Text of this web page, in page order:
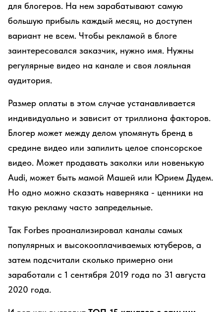
для блогеров. На нем зарабатывают самую
большую прибыль каждый месяц, но доступен
вариант не всем. Чтобы рекламой в блоге
заинтересовался заказчик, нужно имя. Нужны
регулярные видео на канале и своя лояльная
аудитория.
Размер оплаты в этом случае устанавливается
индивидуально и зависит от триллиона факторов.
Блогер может между делом упомянуть бренд в
средине видео или запилить целое спонсорское
видео. Может продавать заколки или новенькую
Audi, может быть мамой Машей или Юрием Дудем.
Но одно можно сказать наверняка - ценники на
такую рекламу часто запредельные.
Так Forbes проанализировал каналы самых
популярных и высокооплачиваемых ютуберов, а
затем подсчитали сколько примерно они
заработали с 1 сентября 2019 года по 31 августа
2020 года.